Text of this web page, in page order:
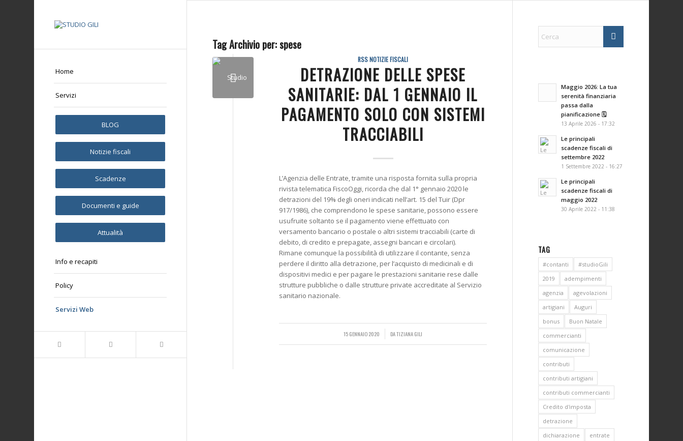
Home
Servizi
BLOG
Notizie fiscali
Scadenze
Documenti e guide
Attualità
Info e recapiti
Policy
Servizi Web
Tag Archivio per:spese
RSS NOTIZIE FISCALI
DETRAZIONE DELLE SPESE
SANITARIE: DAL 1 GENNAIO IL
PAGAMENTO SOLO CON SISTEMI
TRACCIABILI
L’Agenzia delle Entrate, tramite una risposta fornita sulla propria
rivista telematica FiscoOggi, ricorda che dal 1° gennaio 2020 le
detrazioni del 19% degli oneri indicati nell’art. 15 del Tuir (Dpr
917/1986), che comprendono le spese sanitarie, possono essere
usufruite soltanto se il pagamento viene effettuato con
versamento bancario o postale o altri sistemi tracciabili (carte di
debito, di credito e prepagate, assegni bancari e circolari).
Rimane comunque la possibilità di utilizzare il contante, senza
perdere il diritto alla detrazione, per l’acquisto di medicinali e di
dispositivi medici e per pagare le prestazioni sanitarie rese dalle
strutture pubbliche o dalle strutture private accreditate al Servizio
sanitario nazionale.
15 GENNAIO 2020
/ DATIZIANA GILI
Maggio 2026: La tua
serenità finanziaria
passa dalla
pianificazione 🗓️
13 Aprile 2026 - 17:32
Le principali
scadenze fiscali di
settembre 2022
1 Settembre 2022 - 16:27
Le principali
scadenze fiscali di
maggio 2022
30 Aprile 2022 - 11:38
TAG
#contanti
#studioGili
2019
adempimenti
agenzia
agevolazioni
artigiani
Auguri
bonus
Buon Natale
commercianti
comunicazione
contributi
contributi artigiani
contributi commercianti
Credito d'imposta
detrazione
dichiarazione
entrate